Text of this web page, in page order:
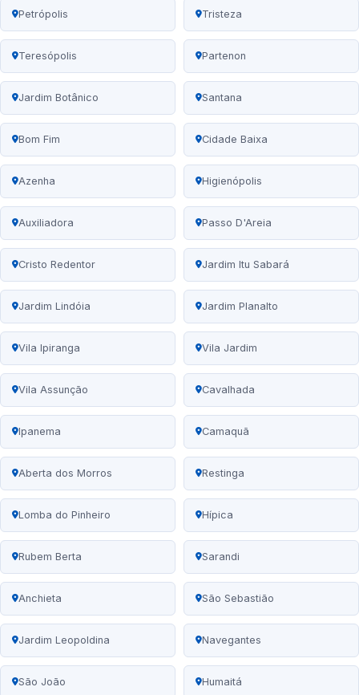
Petrópolis Tristeza
Teresópolis Partenon
Jardim Botânico Santana
Bom Fim Cidade Baixa
Azenha Higienópolis
Auxiliadora Passo D'Areia
Cristo Redentor Jardim Itu Sabará
Jardim Lindóia Jardim Planalto
Vila Ipiranga Vila Jardim
Vila Assunção Cavalhada
Ipanema Camaquã
Aberta dos Morros Restinga
Lomba do Pinheiro Hípica
Rubem Berta Sarandi
Anchieta São Sebastião
Jardim Leopoldina Navegantes
São João Humaitá